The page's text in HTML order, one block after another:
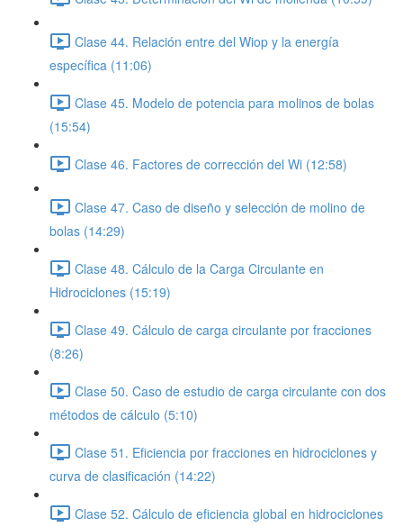
Clase 44. Relación entre del Wiop y la energía
específica (11:06)
Clase 45. Modelo de potencia para molinos de bolas
(15:54)
Clase 46. Factores de corrección del Wi (12:58)
Clase 47. Caso de diseño y selección de molino de
bolas (14:29)
Clase 48. Cálculo de la Carga Circulante en
Hidrociclones (15:19)
Clase 49. Cálculo de carga circulante por fracciones
(8:26)
Clase 50. Caso de estudio de carga circulante con dos
métodos de cálculo (5:10)
Clase 51. Eficiencia por fracciones en hidrociclones y
curva de clasificación (14:22)
Clase 52. Cálculo de eficiencia global en hidrociclones